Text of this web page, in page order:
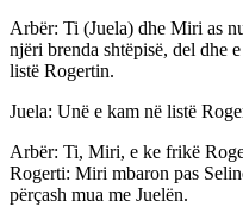
Arbër: Ti (Juela) dhe Miri as
njëri brenda shtëpisë, del dhe
listë Rogertin.
Juela: Unë e kam në listë
Arbër: Ti, Miri, e ke frikë
Rogerti: Miri mbaron pas
përçash mua me Juelën.